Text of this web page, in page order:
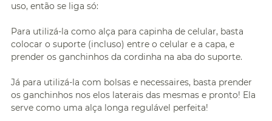
uso, então se liga só:
Para utilizá-la como alça para capinha de celular, basta
colocar o suporte (incluso) entre o celular e a capa, e
prender os ganchinhos da cordinha na aba do suporte.
Já para utilizá-la com bolsas e necessaires, basta prender
os ganchinhos nos elos laterais das mesmas e pronto! Ela
serve como uma alça longa regulável perfeita!